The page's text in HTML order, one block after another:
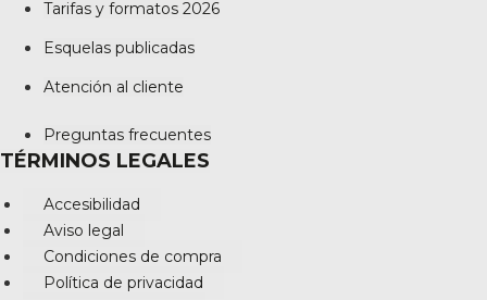
Tarifas y formatos 2026
Esquelas publicadas
Atención al cliente
Preguntas frecuentes
TÉRMINOS LEGALES
Accesibilidad
Aviso legal
Condiciones de compra
Política de privacidad